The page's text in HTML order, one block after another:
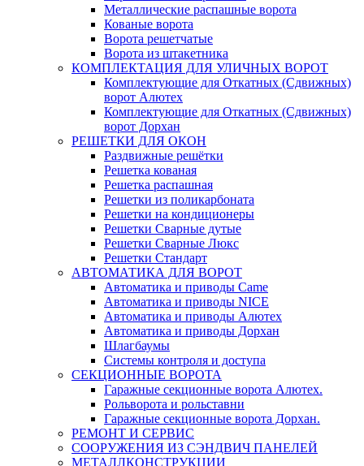
Металлические распашные ворота
Кованые ворота
Ворота решетчатые
Ворота из штакетника
КОМПЛЕКТАЦИЯ ДЛЯ УЛИЧНЫХ ВОРОТ
Комплектующие для Откатных (Сдвижных)
ворот Алютех
Комплектующие для Откатных (Сдвижных)
ворот Дорхан
РЕШЕТКИ ДЛЯ ОКОН
Раздвижные решётки
Решетка кованая
Решетка распашная
Решетки из поликарбоната
Решетки на кондиционеры
Решетки Сварные дутые
Решетки Сварные Люкс
Решетки Стандарт
АВТОМАТИКА ДЛЯ ВОРОТ
Автоматика и приводы Came
Автоматика и приводы NICE
Автоматика и приводы Алютех
Автоматика и приводы Дорхан
Шлагбаумы
Системы контроля и доступа
СЕКЦИОННЫЕ ВОРОТА
Гаражные секционные ворота Алютех.
Рольворота и рольставни
Гаражные секционные ворота Дорхан.
РЕМОНТ И СЕРВИС
СООРУЖЕНИЯ ИЗ СЭНДВИЧ ПАНЕЛЕЙ
МЕТАЛЛКОНСТРУКЦИИ